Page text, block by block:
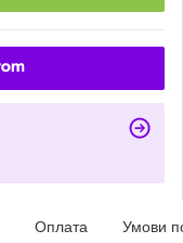
Оплата Умови